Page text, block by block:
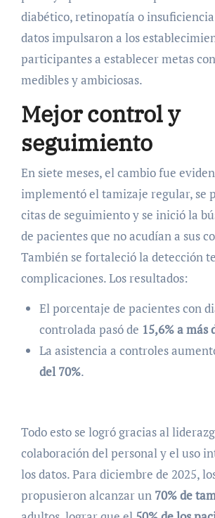
diabético, retinopatía o
datos impulsaron a los
participantes a establecer metas
medibles y ambiciosas.
Mejor control y
seguimiento
En siete meses, el cambio fue
implementó el tamizaje regular, se
citas de seguimiento y se inició la
de pacientes que no acudían a sus
También se fortaleció la detección
complicaciones. Los resultados:
El porcentaje de pacientes con
controlada pasó de 15,6% a más
La asistencia a controles
del 70%.
Todo esto se logró gracias al
colaboración del personal y el uso
los datos. Para diciembre de 2025,
propusieron alcanzar un 70% de